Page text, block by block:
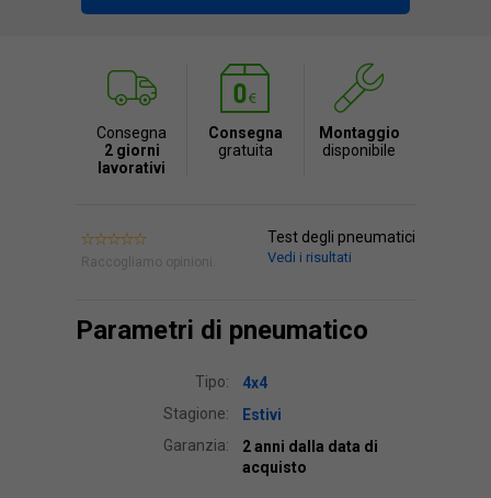
Consegna
2 giorni
lavorativi
Consegna
gratuita
Montaggio
disponibile
Raccogliamo opinioni.
Test degli pneumatici
Vedi i risultati
Parametri di pneumatico
Tipo:
4x4
Stagione:
Estivi
Garanzia:
2 anni dalla data di
acquisto